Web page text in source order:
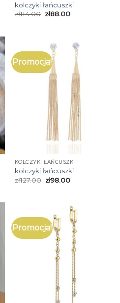
kolczyki łańcuszki
zł114.00 zł88.00
Promocja!
KOLCZYKI ŁAŃCUSZKI
kolczyki łańcuszki
zł127.00 zł98.00
Promocja!